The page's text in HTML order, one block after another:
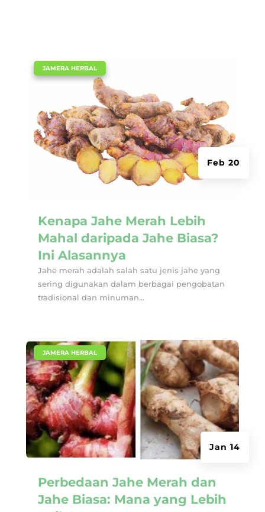
Kenapa Jahe Merah Lebih
Mahal daripada Jahe Biasa?
Ini Alasannya
Feb 20
JAMERA HERBAL
Jahe merah adalah salah satu jenis jahe yang
sering digunakan dalam berbagai pengobatan
tradisional dan minuman...
Perbedaan Jahe Merah dan
Jahe Biasa: Mana yang Lebih
Jan 14
JAMERA HERBAL